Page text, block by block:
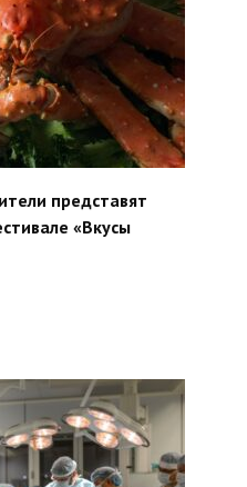
представят
«Вкусы